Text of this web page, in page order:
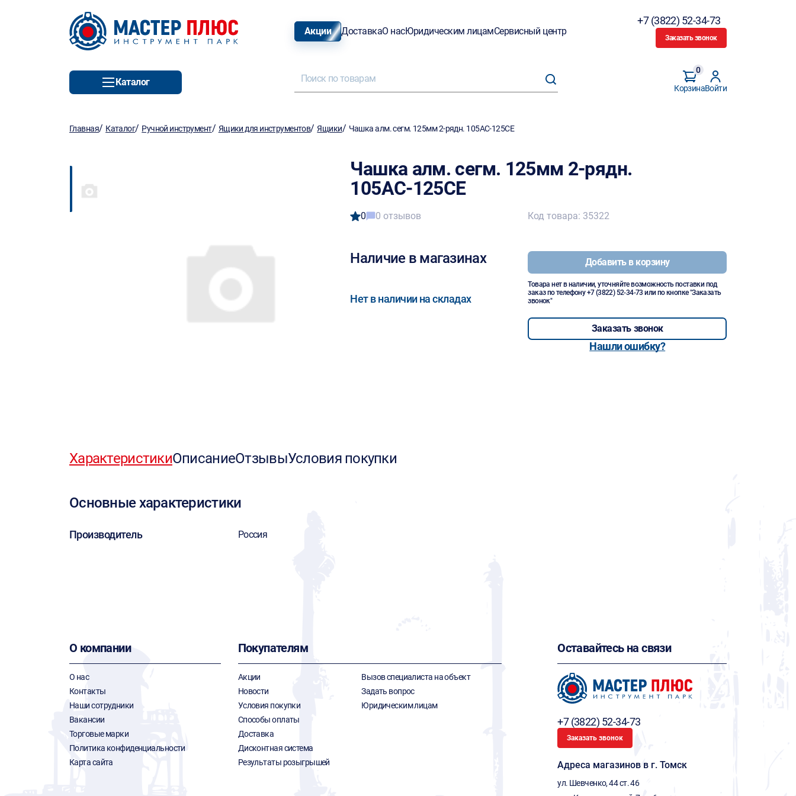
Акции ДоставкаО насЮридическим лицамСервисный центр
+7 (3822) 52-34-73
Заказать звонок
Каталог
Корзина
0
Войти
Главная/ Каталог/ Ручной инструмент/ Ящики для инструментов/Ящики/ Чашка алм. сегм. 125мм 2-рядн. 105АС-125СЕ
Чашка алм. сегм. 125мм 2-рядн.
105АС-125СЕ
0 0 отзывов
Наличие в магазинах
Нет в наличии на складах
Код товара: 35322
Добавить в корзину
Товара нет в наличии, уточняйте возможность поставки под
заказ по телефону+7 (3822) 52-34-73 или по кнопке "Заказать
звонок"
Заказать звонок
Нашли ошибку?
ХарактеристикиОписаниеОтзывыУсловия покупки
Основные характеристики
Производитель Россия
О компании
О нас
Контакты
Наши сотрудники
Вакансии
Торговые марки
Политика конфиденциальности
Карта сайта
Покупателям
Акции
Новости
Условия покупки
Способы оплаты
Доставка
Дисконтная система
Результаты розыгрышей
Вызов специалиста на объект
Задать вопрос
Юридическим лицам
Оставайтесь на связи
+7 (3822) 52-34-73
Заказать звонок
Адреса магазинов в г. Томск
ул. Шевченко, 44 ст. 46